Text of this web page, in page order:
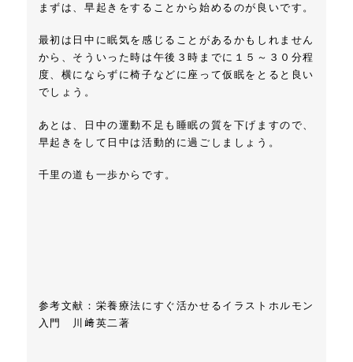
まずは、早起きをすることから始めるのが良いです。
最初は日中に眠気を感じることがあるかもしれません
から、そういった時は午後３時までに１５～３０分程
度、横にならずに椅子などに座って仮眠をとると良い
でしょう。
あとは、日中の運動不足も睡眠の質を下げますので、
早起きをして日中は活動的に過ごしましょう。
千里の道も一歩からです。
参考文献： 栄養療法にすぐ活かせるイラストホルモン
入門 川﨑英二著